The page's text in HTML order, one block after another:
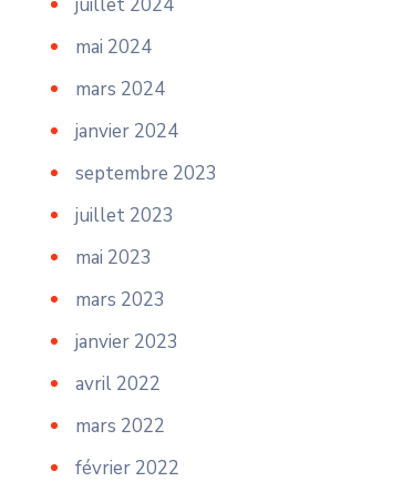
mai 2024
mars 2024
janvier 2024
septembre 2023
juillet 2023
mai 2023
mars 2023
janvier 2023
avril 2022
mars 2022
février 2022